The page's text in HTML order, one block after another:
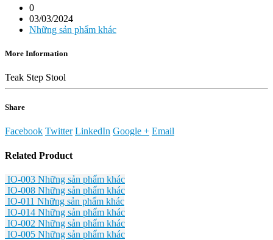
0
03/03/2024
Những sản phẩm khác
More Information
Teak Step Stool
Share
Facebook Twitter LinkedIn Google + Email
Related Product
IO-003 Những sản phẩm khác
IO-008 Những sản phẩm khác
IO-011 Những sản phẩm khác
IO-014 Những sản phẩm khác
IO-002 Những sản phẩm khác
IO-005 Những sản phẩm khác